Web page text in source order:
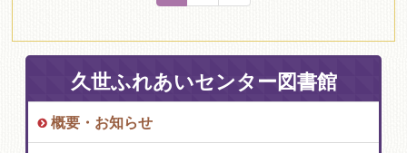
久世ふれあいセンター図書館
概要・お知らせ